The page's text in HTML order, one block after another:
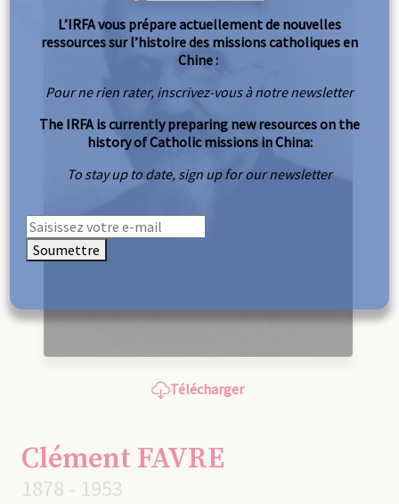
Télécharger
Clément FAVRE
1878 - 1953
L’IRFA vous prépare actuellement de nouvelles
ressources sur l’histoire des missions catholiques en
Chine :
Pour ne rien rater, inscrivez-vous à notre newsletter
The IRFA is currently preparing new resources on the
history of Catholic missions in China:
To stay up to date, sign up for our newsletter
Soumettre